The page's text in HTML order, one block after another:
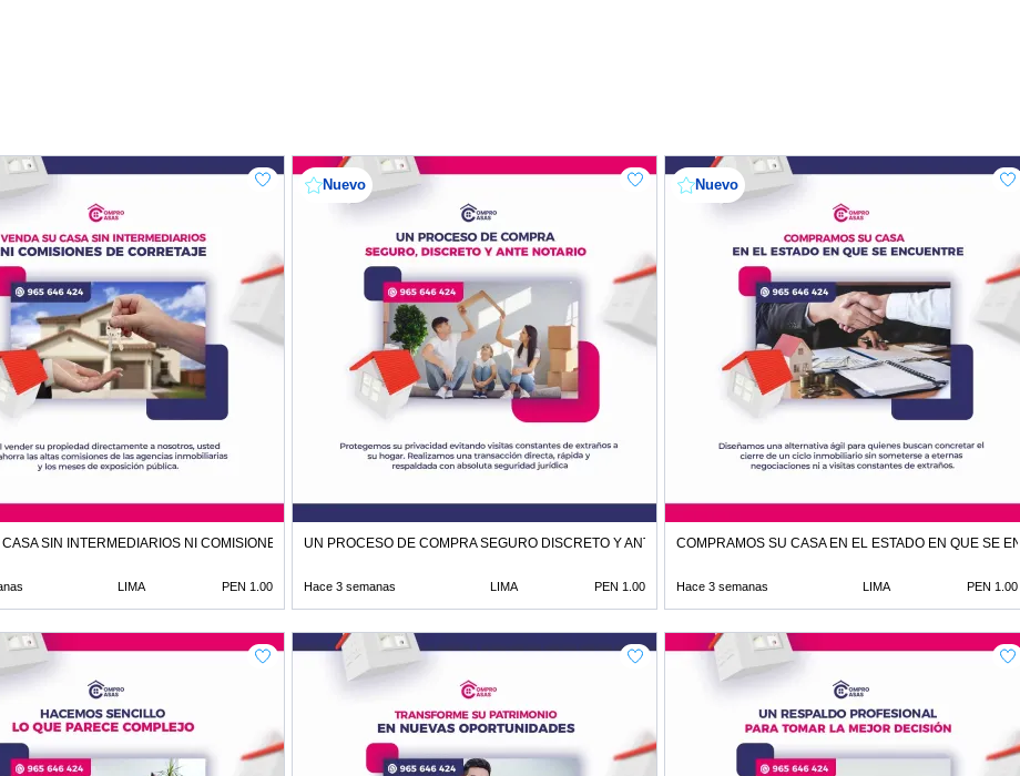
SIN INTERMEDIARIOS NI COMISIONES DE CORRETAJE
LIMA PEN 1.00
Nuevo
UN PROCESO DE COMPRA SEGURO DISCRETO Y ANTE NOTARIO
Hace 3 semanas LIMA PEN 1.00
Nuevo
COMPRAMOS SU CASA EN EL ESTADO EN QUE SE
Hace 3 semanas LIMA PEN 1.00